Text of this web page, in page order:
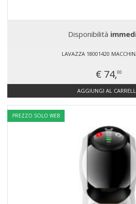
Disponibilità
LAVAZZA 18001420
€ 74,00
AGGIUNGI AL
PREZZO SOLO WEB